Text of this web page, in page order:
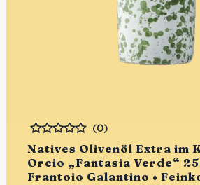
Natives Olivenöl Extra im
Orcio „Fantasia Verde“
Frantoio Galantino •
Bewertet
(0)